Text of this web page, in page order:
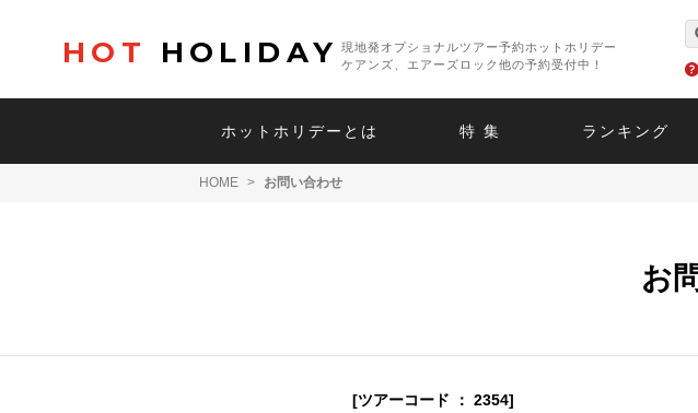
HOT HOLIDAY
現地発オプショナルツアー予約ホットホリデー
ケアンズ、エアーズロック他の予約受付中！
ホットホリデーとは 特 集 ランキング
HOME > お問い合わせ
お
[ツアーコード ： 2354]